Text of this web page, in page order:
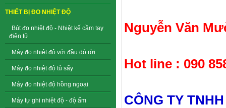
THIẾT BỊ ĐO NHIỆT ĐỘ
Bút đo nhiệt độ - Nhiệt kế cầm tay
điện tử
Máy đo nhiệt độ với đầu dò rời
Máy đo nhiệt độ tủ sấy
Máy đo nhiệt độ hồng ngoại
Máy tự ghi nhiệt độ - độ ẩm
Nguyễn Văn
Hot line : 090
CÔNG TY